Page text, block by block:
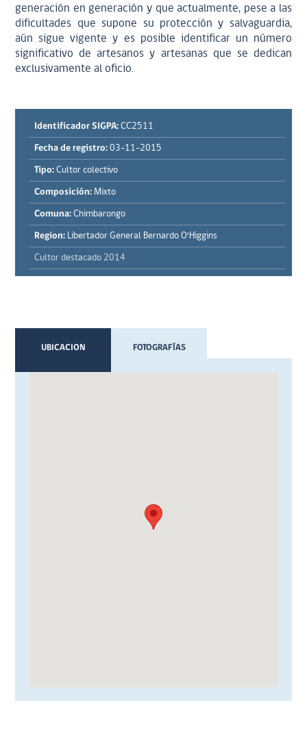
generación en generación y que actualmente, pese a las
dificultades que supone su protección y salvaguardia,
aún sigue vigente y es posible identificar un número
significativo de artesanos y artesanas que se dedican
exclusivamente al oficio.
Identificador SIGPA: CC2511
Fecha de registro: 03-11-2015
Tipo: Cultor colectivo
Composición: Mixto
Comuna: Chimbarongo
Region: Libertador General Bernardo O'Higgins
Cultor destacado 2014
UBICACION FOTOGRAFÍAS